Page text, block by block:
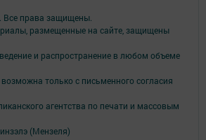
Все права защищены.
размещенные на сайте, защищены
и распространение в любом объеме
только с письменного согласия
агентства по печати и массовым
(Мензеля)